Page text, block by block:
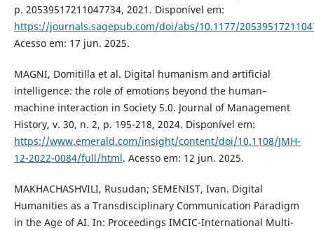
p. 20539517211047734, 2021. Disponível em:
https://journals.sagepub.com/doi/abs/10.1177/
Acesso em: 17 jun. 2025.
MAGNI, Domitilla et al. Digital humanism and artificial
intelligence: the role of emotions beyond the human–
machine interaction in Society 5.0. Journal of Management
History, v. 30, n. 2, p. 195-218, 2024. Disponível em:
https://www.emerald.com/insight/content/doi/10.1108/JMH-
12-2022-0084/full/html. Acesso em: 12 jun. 2025.
MAKHACHASHVILI, Rusudan; SEMENIST, Ivan. Digital
Humanities as a Transdisciplinary Communication Paradigm
in the Age of AI. In: Proceedings IMCIC-International Multi-